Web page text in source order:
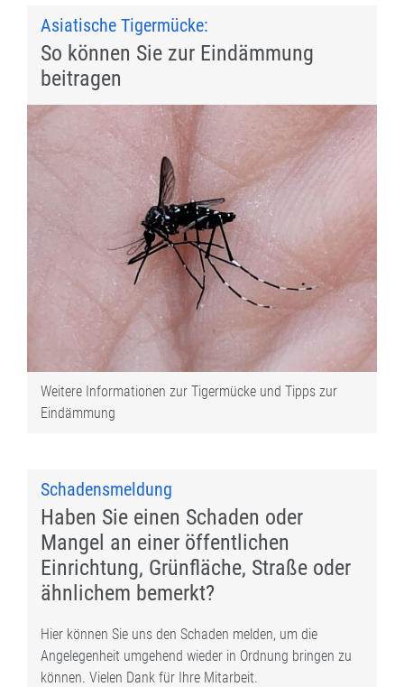
Asiatische Tigermücke:
So können Sie zur Eindämmung
beitragen
Weitere Informationen zur Tigermücke und Tipps zur
Eindämmung
Schadensmeldung
Haben Sie einen Schaden oder
Mangel an einer öffentlichen
Einrichtung, Grünfläche, Straße oder
ähnlichem bemerkt?
Hier können Sie uns den Schaden melden, um die
Angelegenheit umgehend wieder in Ordnung bringen zu
können. Vielen Dank für Ihre Mitarbeit.